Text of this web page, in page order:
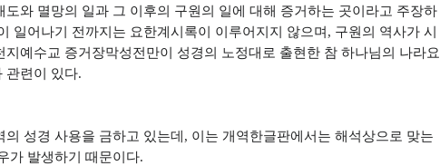
와 멸망의 일과 그 이후의 구원의 일에 대해 증거하는 곳이라고 주장하
일어나기 전까지는 요한계시록이 이루어지지 않으며, 구원의 역사가 시
예수교 증거장막성전만이 성경의 노정대로 출현한 참 하나님의 나라요
관련이 있다.
의 성경 사용을 금하고 있는데, 이는 개역한글판에서는 해석상으로 맞는
가 발생하기 때문이다.